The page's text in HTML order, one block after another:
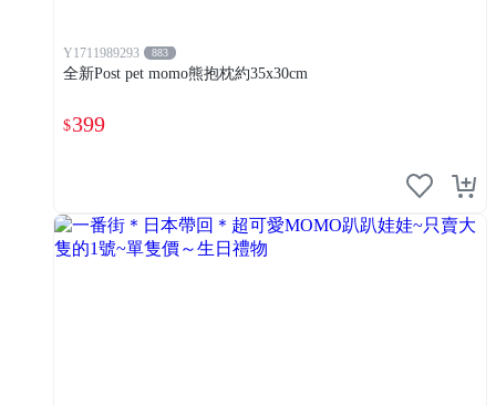
Y1711989293 883
全新Post pet momo熊抱枕約35x30cm
$399